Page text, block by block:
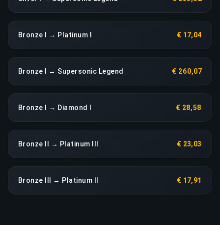
Bronze I → Platinum I € 17,04
Bronze I → Supersonic Legend € 260,07
Bronze I → Diamond I € 28,58
Bronze II → Platinum III € 23,03
Bronze III → Platinum II € 17,91